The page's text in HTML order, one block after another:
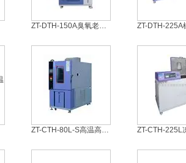
ZT-DTH-150A臭氧老化机供应
ZT-CTH-80L-S高温高湿箱